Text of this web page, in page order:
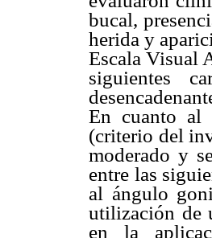
bucal,
herida y
Escala Visual
siguientes
En cuanto al
(criterio del
moderado y
entre las
al ángulo
utilización de
en la